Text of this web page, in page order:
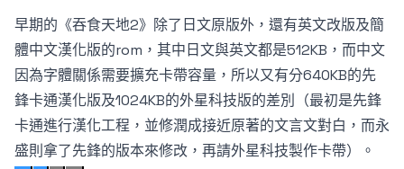
早期的《吞食天地2》除了日文原版外，還有英文改版及簡
體中文漢化版的rom，其中日文與英文都是512KB，而中文
因為字體關係需要擴充卡帶容量，所以又有分640KB的先
鋒卡通漢化版及1024KB的外星科技版的差別（最初是先鋒
卡通進行漢化工程，並修潤成接近原著的文言文對白，而永
盛則拿了先鋒的版本來修改，再請外星科技製作卡帶）。